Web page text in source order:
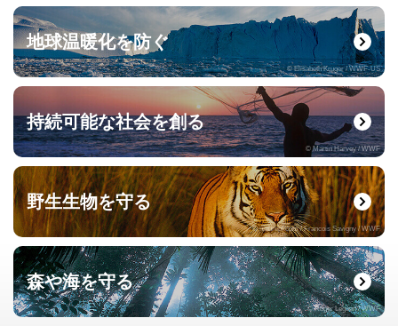
地球温暖化を防ぐ
© Elisabeth Kruger / WWF-US
持続可能な社会を創る
© Martin Harvey / WWF
野生生物を守る
© naturepl.com / Francois Savigny / WWF
森や海を守る
© Roger Leguen / WWF